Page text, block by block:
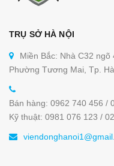
TRỤ SỞ HÀ NỘI
Miền Bắc: Nhà C32
Phường Tương Mai, Tp.
Bán hàng: 0962 740 456 /
Kỹ thuật: 0981 076 123 /